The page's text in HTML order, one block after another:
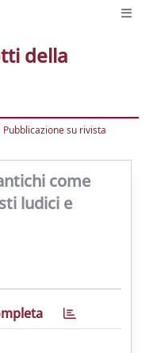
della
Pubblicazione su rivista
come
ludici e